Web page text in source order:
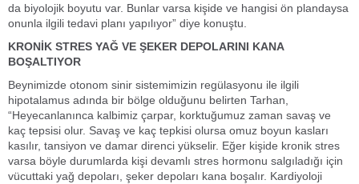
da biyolojik boyutu var. Bunlar varsa kişide ve hangisi ön plandaysa
onunla ilgili tedavi planı yapılıyor” diye konuştu.
KRONİK STRES YAĞ VE ŞEKER DEPOLARINI KANA
BOŞALTIYOR
Beynimizde otonom sinir sistemimizin regülasyonu ile ilgili
hipotalamus adında bir bölge olduğunu belirten Tarhan,
“Heyecanlanınca kalbimiz çarpar, korktuğumuz zaman savaş ve
kaç tepsisi olur. Savaş ve kaç tepkisi olursa omuz boyun kasları
kasılır, tansiyon ve damar direnci yükselir. Eğer kişide kronik stres
varsa böyle durumlarda kişi devamlı stres hormonu salgıladığı için
vücuttaki yağ depoları, şeker depoları kana boşalır. Kardiyoloji